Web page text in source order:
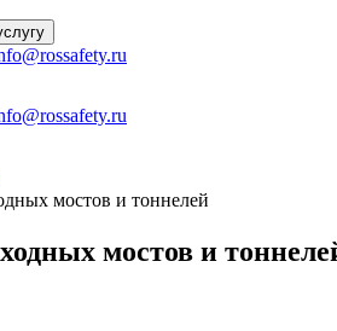
мостов и тоннелей
мостов и